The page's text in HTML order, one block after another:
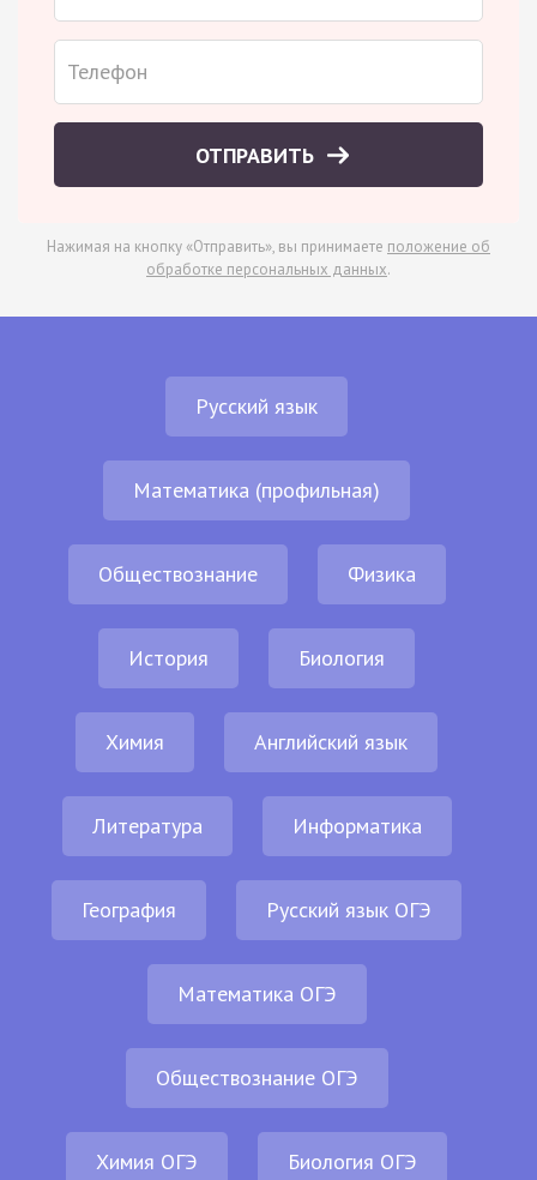
ОТПРАВИТЬ
Нажимая на кнопку «Отправить», вы принимаете положение об
обработке персональных данных.
Русский язык
Математика (профильная)
Обществознание Физика
История Биология
Химия Английский язык
Литература Информатика
География Русский язык ОГЭ
Математика ОГЭ
Обществознание ОГЭ
Химия ОГЭ Биология ОГЭ